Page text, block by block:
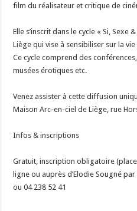
film du réalisateur et critique de
Elle s’inscrit dans le cycle « Si, Sexe
Liège qui vise à sensibiliser sur la
Ce cycle comprend des
musées érotiques etc.
Venez assister à cette diffusion
Maison Arc-en-ciel de Liège, rue
Infos & inscriptions
Gratuit, inscription obligatoire
ligne ou auprès d’Elodie Sougné
ou 04 238 52 41